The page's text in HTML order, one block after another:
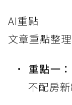
AI重點
文章重點整理
重點一：
不配房新